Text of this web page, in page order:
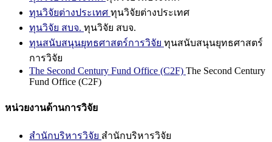
ทุนวิจัยต่างประเทศ ทุนวิจัยต่างประเทศ
ทุนวิจัย สบจ. ทุนวิจัย สบจ.
ทุนสนับสนุนยุทธศาสตร์การวิจัย ทุนสนับสนุนยุทธศาสตร์
การวิจัย
The Second Century Fund Office (C2F) The Second Century
Fund Office (C2F)
หน่วยงานด้านการวิจัย
สำนักบริหารวิจัย สำนักบริหารวิจัย